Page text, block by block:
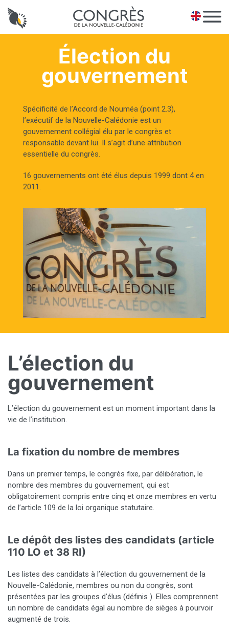
EN
Élection du
gouvernement
Spécificité de l’Accord de Nouméa (point 2.3),
l’exécutif de la Nouvelle-Calédonie est un
gouvernement collégial élu par le congrès et
responsable devant lui. Il s’agit d’une attribution
essentielle du congrès.
16 gouvernements ont été élus depuis 1999 dont 4 en
2011.
L’élection du
gouvernement
L’élection du gouvernement est un moment important dans la
vie de l’institution.
La fixation du nombre de membres
Dans un premier temps, le congrès fixe, par délibération, le
nombre des membres du gouvernement, qui est
obligatoirement compris entre cinq et onze membres en vertu
de l’article 109 de la loi organique statutaire.
Le dépôt des listes des candidats (article
110 LO et 38 RI)
Les listes des candidats à l’élection du gouvernement de la
Nouvelle-Calédonie, membres ou non du congrès, sont
présentées par les groupes d’élus (définis ). Elles comprennent
un nombre de candidats égal au nombre de sièges à pourvoir
augmenté de trois.
Panneau de gestion des cookies